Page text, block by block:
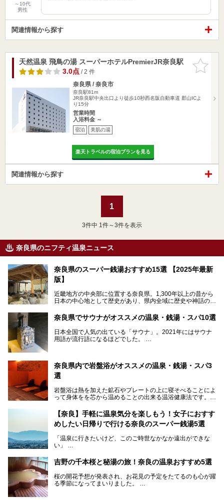
～10代
男性
関連情報から探す
お気に入
りに追加
天然温泉 飛鳥の湯 スーパーホテルPremierJR奈良駅
3.0点/ 2 件
奈良県 / 奈良市
奈良駅81m
JR奈良駅中央出口より徒歩10秒西名阪自動車道 郡山ICよ
り15分
営業時間
入浴料金 ～
宿泊 美肌の湯
楽天トラベルの宿泊プランを見る
関連情報から探す
1
3件中 1件～3件を表示
奈良県のニフティ温泉ニュース
奈良県のスーパー銭湯おすすめ15選 【2025年最新
版】
近畿地方の中央部に位置する奈良県。1,300年以上の昔から
日本の中心地として歴史があり、県内全域に歴史や神話の舞
界遺産があり、古代をそこかしこに感じられる地域です。
そんな奈良県のスーパー銭湯は、便利な街中にある施設か
ら、険しい山中にある秘湯までバラエティ豊か。ここでは、
奈良県で評判のスーパー銭湯をご紹介します。
奈良県でサウナがオススメの温泉・銭湯・スパ10選
日本全国で人気の出ている「サウナ」。2021年にはサウナ
用語が流行語になるほどでした。
中心部に近いサウナや郊外にあるアウトドアフィンランド式
サウナなど種類も豊富です。
奈良県にあるサウナでリフレッシュしませんか？
奈良県内で岩盤浴がオススメの温泉・銭湯・スパ3
選
岩盤浴は熱を加えた鉱石やプレートの上に寝そべることによ
って身体をを芯から温めることの出来る温浴健康法です。じ
果だけではなく、代謝が高まり健康や美容にも良い影響が期
待できます。今回はそんな岩盤浴にこだわった、奈良県内の
オススメ温泉・銭湯・スパ3ヶ所を紹介させていただきま
【奈良】手軽に温泉気分を楽しもう！女子におすす
めしたい日帰りで行ける奈良のスーパー銭湯5選
「温泉に行きたいけど、このご時世なかなか遠出ができな
い」
そんな方も多いのではないでしょうか？
お宿に泊まって観光地を巡るような温泉旅行がしたいけど、
まとまった時間が取れない時もありますよね。
吉野の千本桜と秘湯の旅！奈良の温泉おすすめ5選
桜の開花予想が発表され、お花見の予定をたてるのも心が躍
る季節になってまいりました。